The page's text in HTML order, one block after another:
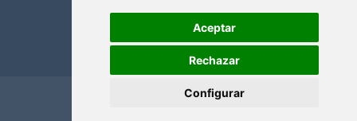
Aceptar
Rechazar
Configurar
Privacidad y cookies
Contacto